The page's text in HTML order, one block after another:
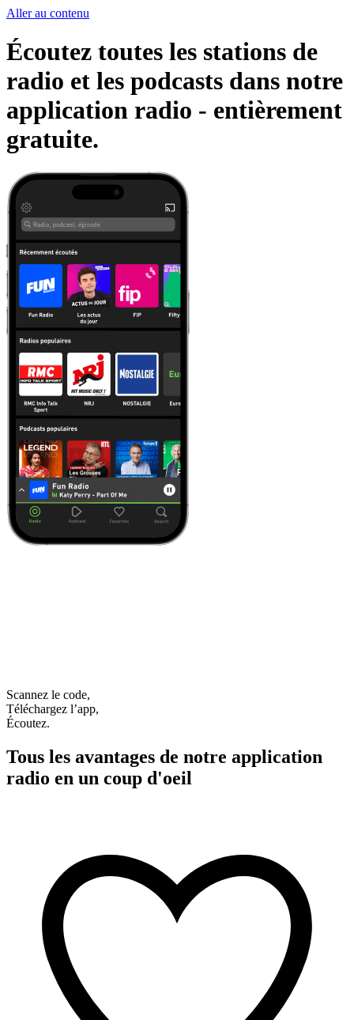
Aller au contenu
Écoutez toutes les stations de
radio et les podcasts dans notre
application radio - entièrement
gratuite.
Scannez le code,
Téléchargez l’app,
Écoutez.
Tous les avantages de notre application
radio en un coup d'oeil